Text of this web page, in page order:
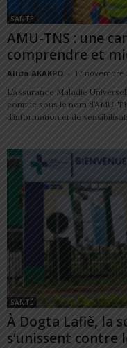
SANTÉ
AMU-TNS : une
comprendre et
Alida AKAKPO - 17 novembre
L’Assurance Maladie
connue sous le nom d’AMU-
d’information et de
SANTÉ
À Dogta Lafiè, la
s’unissent contre